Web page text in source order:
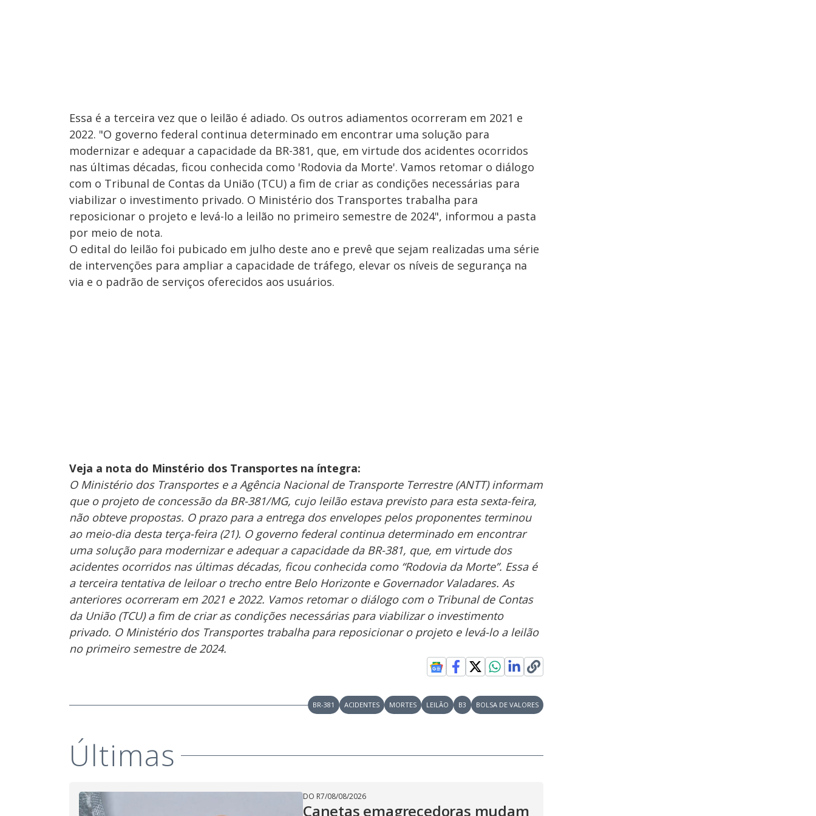
Essa é a terceira vez que o leilão é adiado. Os outros adiamentos ocorreram em 2021 e
2022. "O governo federal continua determinado em encontrar uma solução para
modernizar e adequar a capacidade da BR-381, que, em virtude dos acidentes ocorridos
nas últimas décadas, ficou conhecida como 'Rodovia da Morte'. Vamos retomar o diálogo
com o Tribunal de Contas da União (TCU) a fim de criar as condições necessárias para
viabilizar o investimento privado. O Ministério dos Transportes trabalha para
reposicionar o projeto e levá-lo a leilão no primeiro semestre de 2024", informou a pasta
por meio de nota.
O edital do leilão foi pubicado em julho deste ano e prevê que sejam realizadas uma série
de intervenções para ampliar a capacidade de tráfego, elevar os níveis de segurança na
via e o padrão de serviços oferecidos aos usuários.
Veja a nota do Minstério dos Transportes na íntegra:
O Ministério dos Transportes e a Agência Nacional de Transporte Terrestre (ANTT) informam
que o projeto de concessão da BR-381/MG, cujo leilão estava previsto para esta sexta-feira,
não obteve propostas. O prazo para a entrega dos envelopes pelos proponentes terminou
ao meio-dia desta terça-feira (21). O governo federal continua determinado em encontrar
uma solução para modernizar e adequar a capacidade da BR-381, que, em virtude dos
acidentes ocorridos nas últimas décadas, ficou conhecida como “Rodovia da Morte”. Essa é
a terceira tentativa de leiloar o trecho entre Belo Horizonte e Governador Valadares. As
anteriores ocorreram em 2021 e 2022. Vamos retomar o diálogo com o Tribunal de Contas
da União (TCU) a fim de criar as condições necessárias para viabilizar o investimento
privado. O Ministério dos Transportes trabalha para reposicionar o projeto e levá-lo a leilão
no primeiro semestre de 2024.
BR-381 ACIDENTES MORTES LEILÃO B3 BOLSA DE VALORES
Últimas
DO R7/08/08/2026
Canetas emagrecedoras mudam